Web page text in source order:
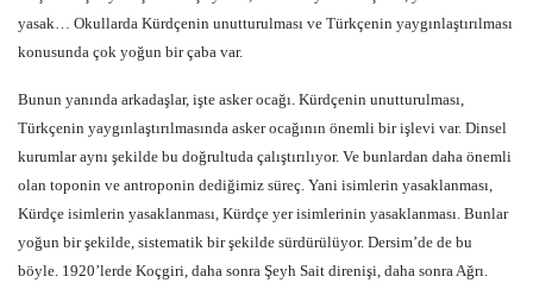
yasak… Okullarda Kürdçenin unutturulması ve Türkçenin yaygınlaştırılması
konusunda çok yoğun bir çaba var.
Bunun yanında arkadaşlar, işte asker ocağı. Kürdçenin unutturulması,
Türkçenin yaygınlaştırılmasında asker ocağının önemli bir işlevi var. Dinsel
kurumlar aynı şekilde bu doğrultuda çalıştırılıyor. Ve bunlardan daha önemli
olan toponin ve antroponin dediğimiz süreç. Yani isimlerin yasaklanması,
Kürdçe isimlerin yasaklanması, Kürdçe yer isimlerinin yasaklanması. Bunlar
yoğun bir şekilde, sistematik bir şekilde sürdürülüyor. Dersim’de de bu
böyle. 1920’lerde Koçgiri, daha sonra Şeyh Sait direnişi, daha sonra Ağrı.